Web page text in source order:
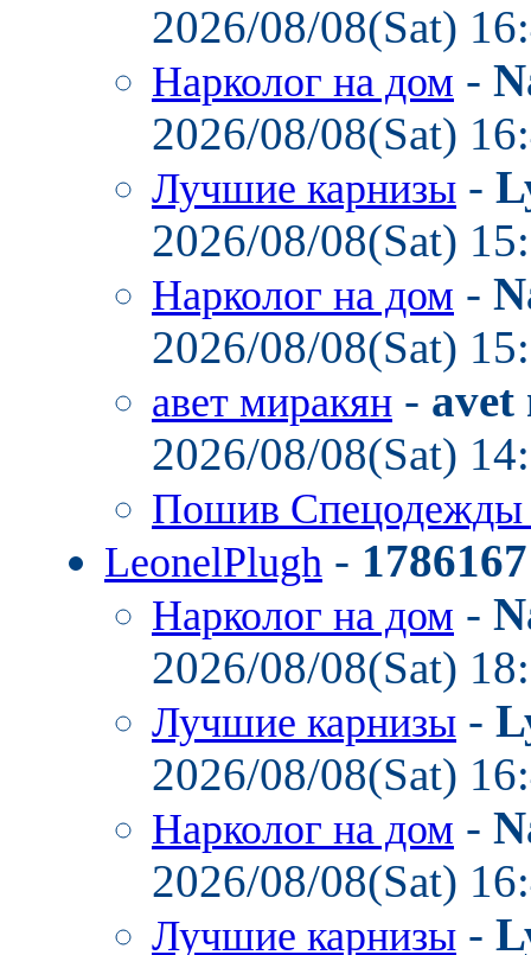
2026/08/08(Sat)
Нарколог на дом -
2026/08/08(Sat)
Лучшие карнизы -
2026/08/08(Sat)
Нарколог на дом -
2026/08/08(Sat)
авет миракян - avet
2026/08/08(Sat)
Пошив
LeonelPlugh -
Нарколог на дом -
2026/08/08(Sat)
Лучшие карнизы -
2026/08/08(Sat)
Нарколог на дом -
2026/08/08(Sat)
Лучшие карнизы -